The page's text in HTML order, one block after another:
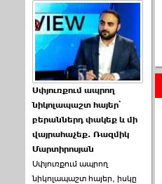
Աննա Վարդապետյանն
ուղերձ է հղել ›››
2026-06-25 23:21:00
Սփյուռքում ապրող
նիկոլապաշտ հայեր՝
բերաններդ փակեք և մի
վայրահաչեք. Ռազմիկ
Մարտիրոսյան
Սփյուռքում ապրող
նիկոլապաշտ հայեր, իսկը